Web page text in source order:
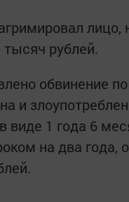
лицо,
рублей.
обвинение
и
виде 1 года 6
на два года,